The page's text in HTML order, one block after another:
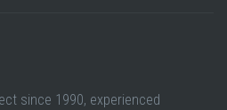
since 1990, experienced